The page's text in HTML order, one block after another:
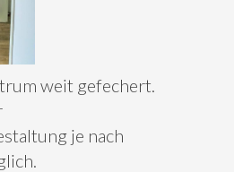
weit gefechert.
je nach